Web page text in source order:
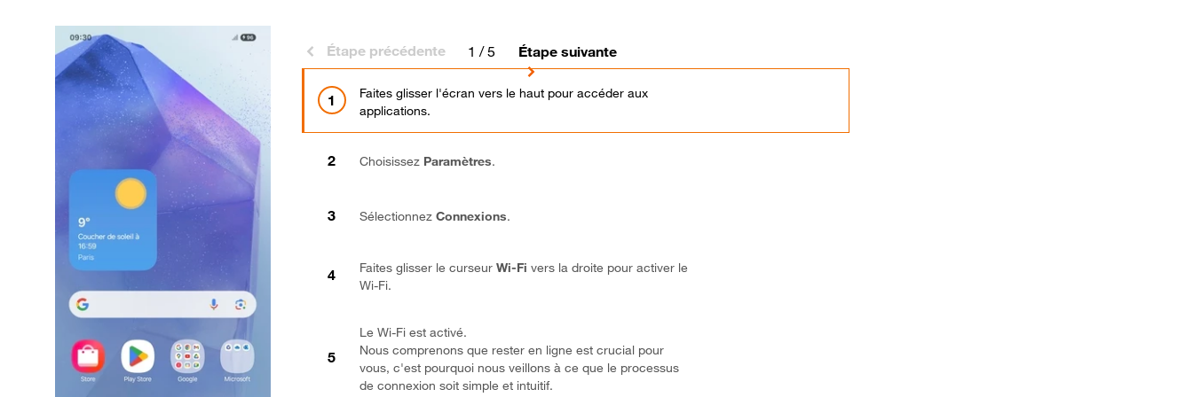
Étape précédente 1 / 5 Étape suivante
Faites glisser l'écran vers le haut pour accéder aux
applications.
Choisissez Paramètres.
Sélectionnez Connexions.
Faites glisser le curseur Wi-Fi vers la droite pour activer le
Wi-Fi.
Le Wi-Fi est activé.
Nous comprenons que rester en ligne est crucial pour
vous, c'est pourquoi nous veillons à ce que le processus
de connexion soit simple et intuitif.